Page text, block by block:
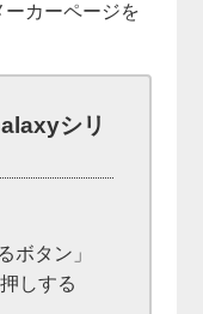
カーページを
シリ
ボタン」
しする